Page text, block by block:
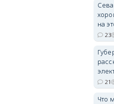
на
23
21
Что